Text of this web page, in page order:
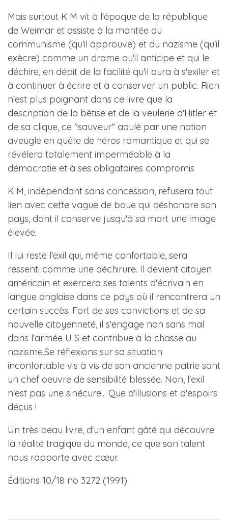
Mais surtout K M vit à l'époque de la république
de Weimar et assiste à la montée du
communisme (qu'il approuve) et du nazisme (qu'il
exècre) comme un drame qu'il anticipe et qui le
déchire, en dépit de la facilité qu'il aura à s'exiler et
à continuer à écrire et à conserver un public. Rien
n'est plus poignant dans ce livre que la
description de la bêtise et de la veulerie d'Hitler et
de sa clique, ce "sauveur" adulé par une nation
aveugle en quête de héros romantique et qui se
révélera totalement imperméable à la
démocratie et à ses obligatoires compromis
K M, indépendant sans concession, refusera tout
lien avec cette vague de boue qui déshonore son
pays, dont il conserve jusqu'à sa mort une image
élevée.
Il lui reste l'exil qui, même confortable, sera
ressenti comme une déchirure. Il devient citoyen
américain et exercera ses talents d'écrivain en
langue anglaise dans ce pays où il rencontrera un
certain succès. Fort de ses convictions et de sa
nouvelle citoyenneté, il s'engage non sans mal
dans l'armée U S et contribue à la chasse au
nazisme.Se réflexions sur sa situation
inconfortable vis à vis de son ancienne patrie sont
un chef oeuvre de sensibilité blessée. Non, l'exil
n'est pas une sinécure... Que d'illusions et d'espoirs
déçus !
Un très beau livre, d'un enfant gâté qui découvre
la réalité tragique du monde, ce que son talent
nous rapporte avec cœur.
Éditions 10/18 no 3272 (1991)